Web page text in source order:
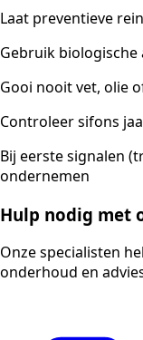
Laat preventieve
Gebruik
Gooi nooit vet, olie
Controleer sifons
Bij eerste signalen
ondernemen
Hulp nodig met
Onze specialisten
onderhoud en